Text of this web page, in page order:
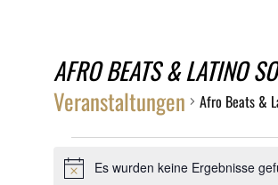
AFRO BEATS & LATINO
Veranstaltungen Afro Beats &
VERANSTALTUNGEN
HinweisEs wurden keine Ergebnisse